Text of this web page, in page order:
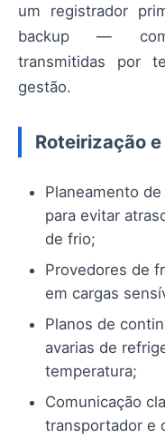
um registrador
backup — com
transmitidas por
gestão.
Roteirização
Planeamento
para evitar
de frio;
Provedores de
em cargas
Planos de
avarias de
temperatura;
Comunicação
transportador e